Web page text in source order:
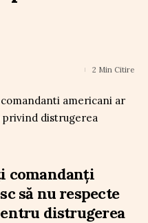
2 Min Citire
comandanți
să nu respecte
distrugerea